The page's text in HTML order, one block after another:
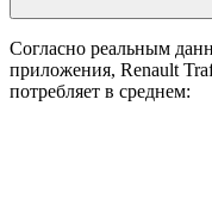
Согласно реальным
приложения, Renault
потребляет в среднем: